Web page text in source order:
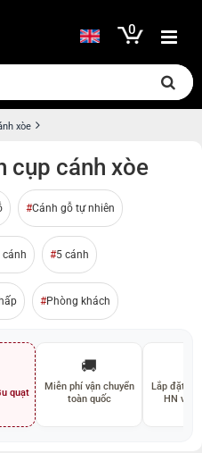
0
xòe
cụp cánh xòe
Cánh gỗ tự nhiên
cánh 5 cánh
Phòng khách
quạt
🚚
Miễn phí vận chuyển
toàn quốc
Lắp đặt
HN và